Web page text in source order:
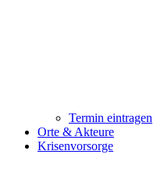
Termin eintragen
Orte & Akteure
Krisenvorsorge